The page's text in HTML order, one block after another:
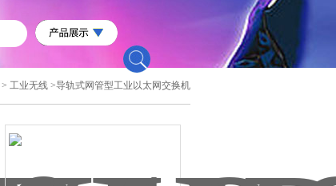
> 工业无线 >导轨式网管型工业以太网交换机